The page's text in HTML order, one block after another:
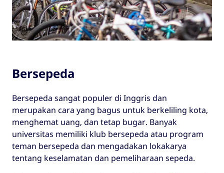
Bersepeda
Bersepeda sangat populer di Inggris dan
merupakan cara yang bagus untuk berkeliling kota,
menghemat uang, dan tetap bugar. Banyak
universitas memiliki klub bersepeda atau program
teman bersepeda dan mengadakan lokakarya
tentang keselamatan dan pemeliharaan sepeda.